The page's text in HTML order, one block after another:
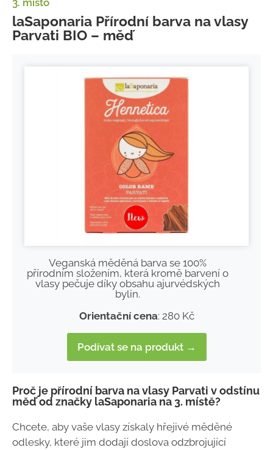
laSaponaria Přírodní barva na vlasy
Parvati BIO – měď
Veganská měděná barva se 100%
přírodním složením, která kromě barvení o
vlasy pečuje díky obsahu ajurvédských
bylin.
Orientační cena: 280 Kč
Podívat se na produkt →
Proč je přírodní barva na vlasy Parvati v odstínu
měď od značky laSaponaria na 3. místě?
Chcete, aby vaše vlasy získaly hřejivé měděné
odlesky, které jim dodají doslova odzbrojující